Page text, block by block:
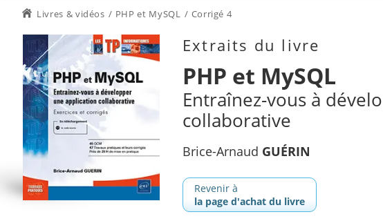
Livres & vidéos PHP et MySQL Corrigé 4
Extraits du livre
PHP et MySQL
Entraînez-vous à
collaborative
Brice-Arnaud GUÉRIN
Revenir à
la page d'achat du livre